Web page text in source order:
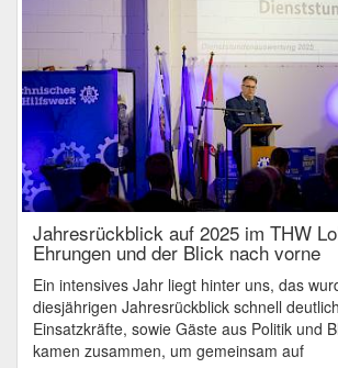
Jahresrückblick auf 2025 im THW
Ehrungen und der Blick nach vorne
Ein intensives Jahr liegt hinter uns, das
diesjährigen Jahresrückblick schnell
Einsatzkräfte, sowie Gäste aus Politik und
kamen zusammen, um gemeinsam auf